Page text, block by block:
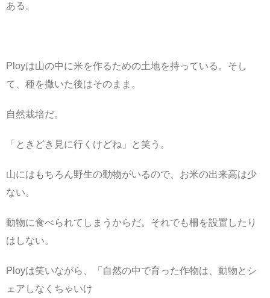
ある。
Ployは山の中に米を作るための土地を持っている。そし
て、種を撒いた後はそのまま。
自然栽培だ。
「ときどき見に行くけどね」と笑う。
山にはもちろん野生の動物がいるので、お米の出来高は少
ない。
動物に食べられてしまうからだ。それでも柵を設置したり
はしない。
Ployは笑いながら、「自然の中で育った作物は、動物とシ
ェアしなくちゃいけ